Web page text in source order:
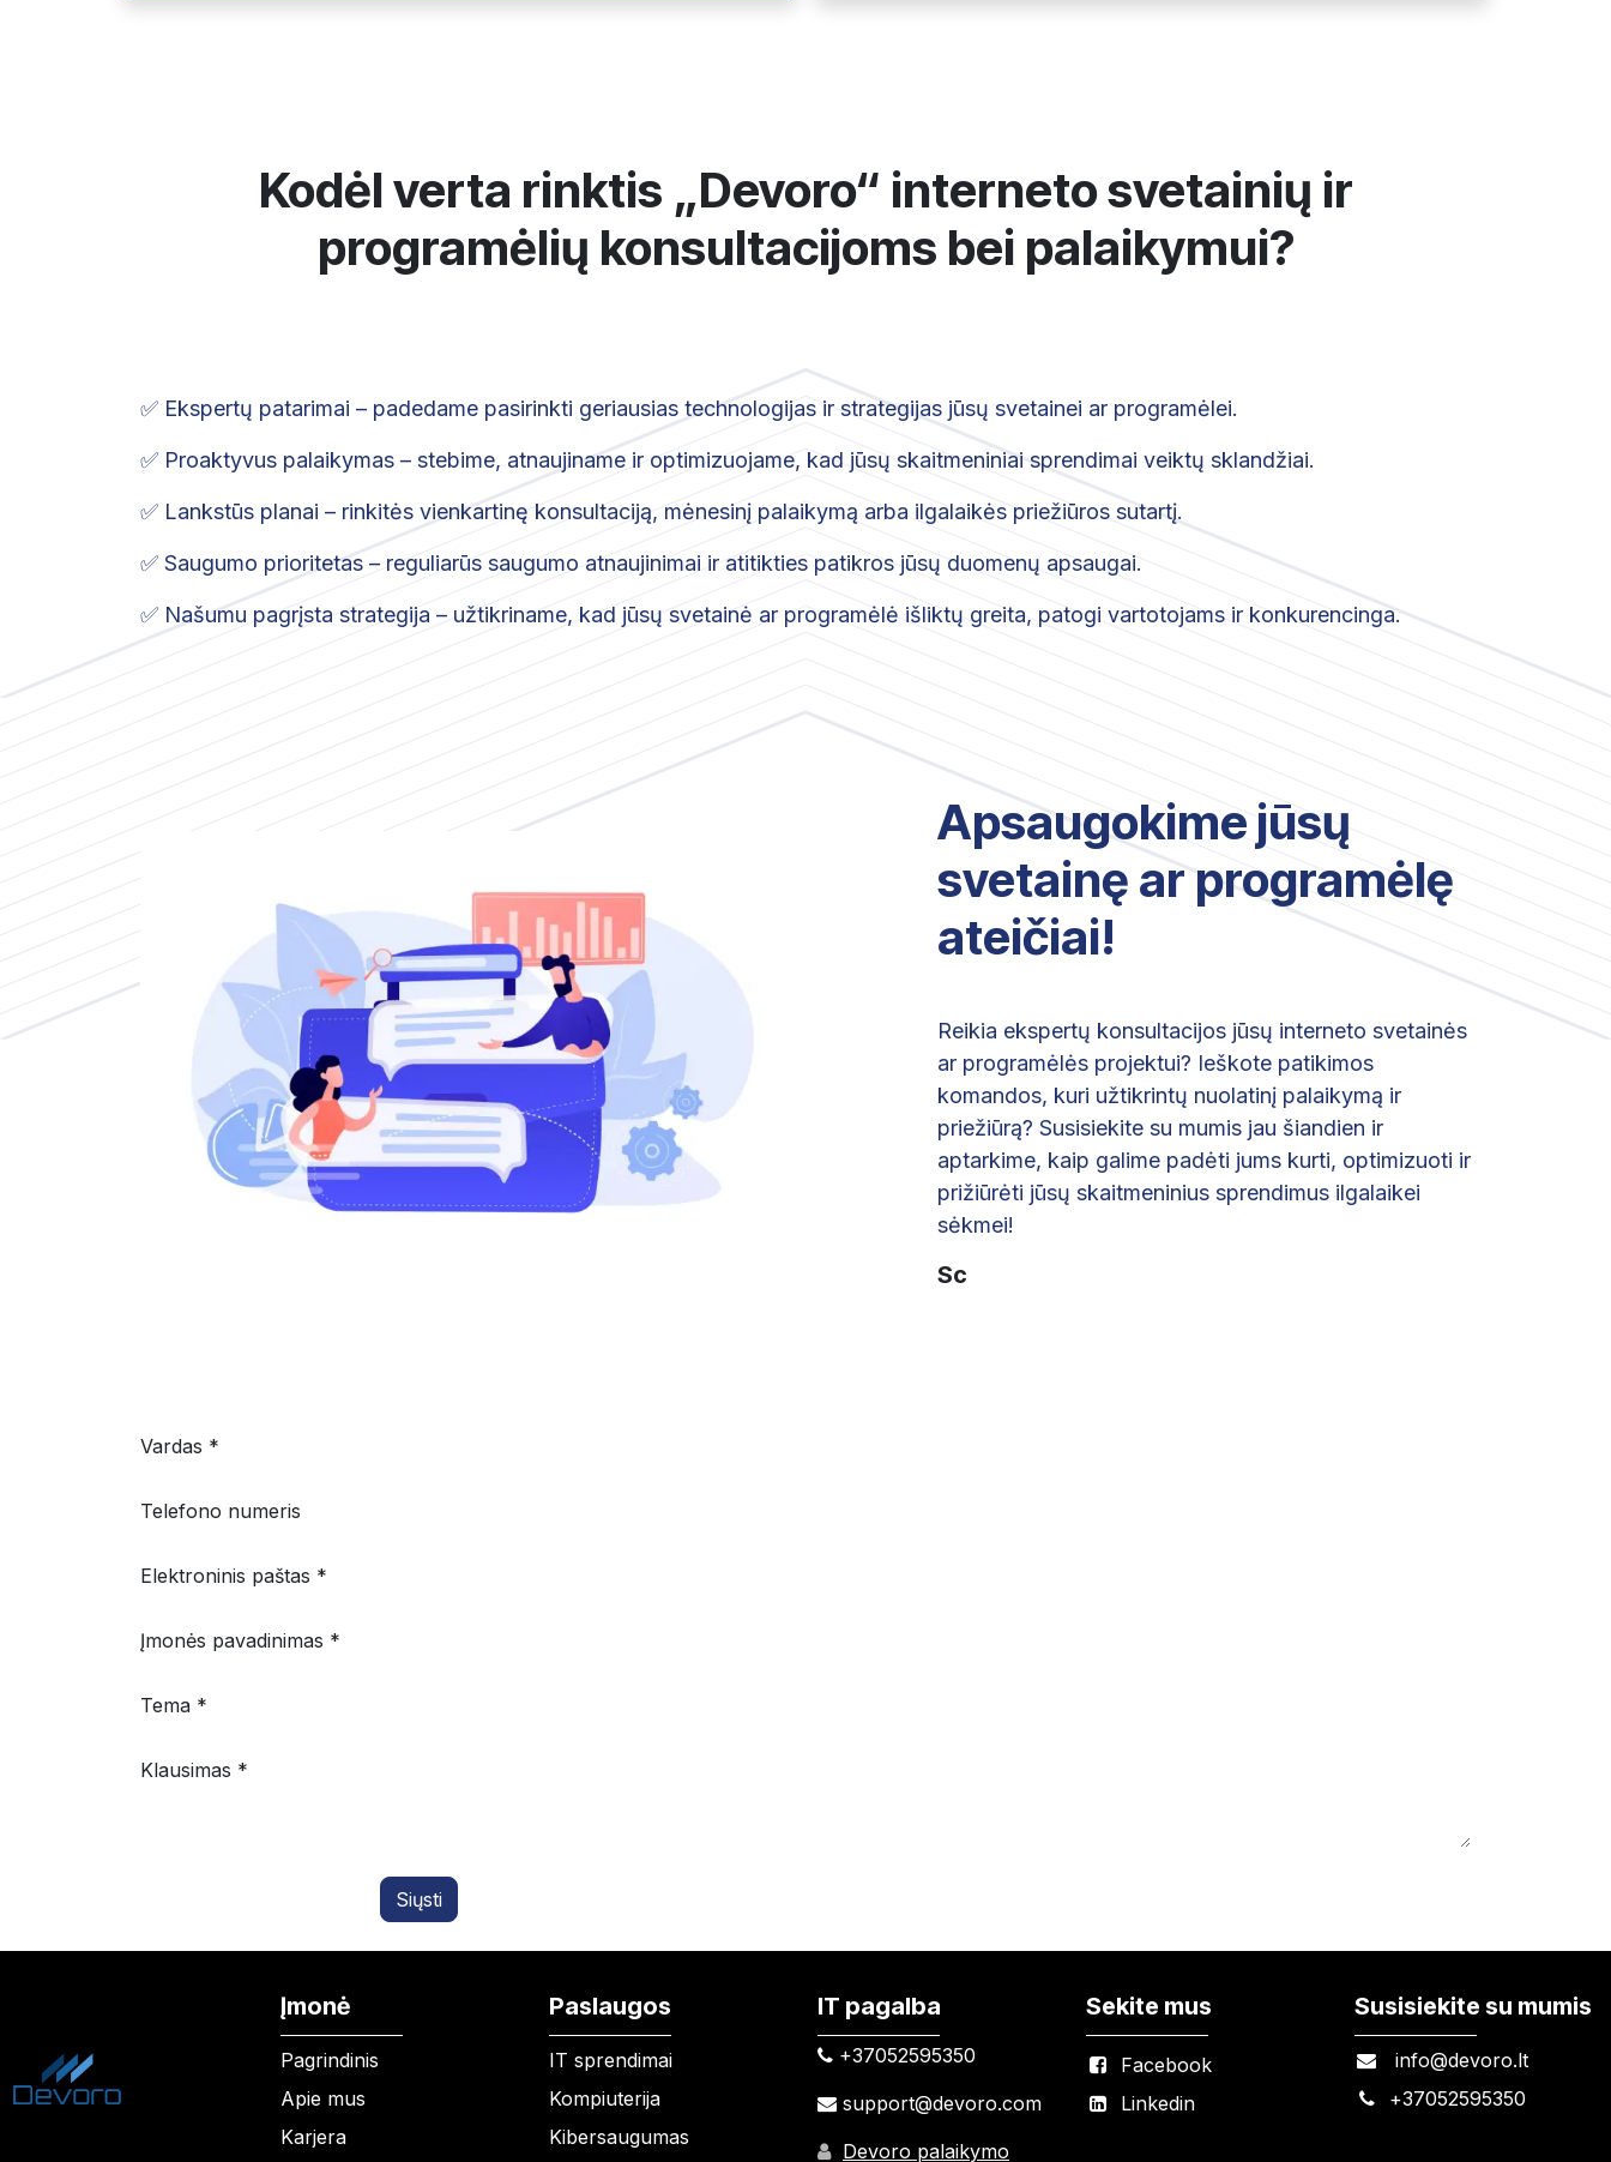
Kodėl verta rinktis „Devoro“ interneto svetainių ir
programėlių konsultacijoms bei palaikymui?
✅ Ekspertų patarimai – padedame pasirinkti geriausias technologijas ir strategijas jūsų svetainei ar programėlei.
✅ Proaktyvus palaikymas – stebime, atnaujiname ir optimizuojame, kad jūsų skaitmeniniai sprendimai veiktų sklandžiai.
✅ Lankstūs planai – rinkitės vienkartinę konsultaciją, mėnesinį palaikymą arba ilgalaikės priežiūros sutartį.
✅ Saugumo prioritetas – reguliarūs saugumo atnaujinimai ir atitikties patikros jūsų duomenų apsaugai.
✅ Našumu pagrįsta strategija – užtikriname, kad jūsų svetainė ar programėlė išliktų greita, patogi vartotojams ir konkurencinga.
Apsaugokime jūsų
svetainę ar programėlę
ateičiai!
Reikia ekspertų konsultacijos jūsų interneto svetainės
ar programėlės projektui? Ieškote patikimos
komandos, kuri užtikrintų nuolatinį palaikymą ir
priežiūrą? Susisiekite su mumis jau šiandien ir
aptarkime, kaip galime padėti jums kurti, optimizuoti ir
prižiūrėti jūsų skaitmeninius sprendimus ilgalaikei
sėkmei!
Sc
Vardas *
Telefono numeris
Elektroninis paštas *
Įmonės pavadinimas *
Tema *
Klausimas *
Siųsti
Įmonė
Pagrindinis
Apie mus
Karjera
Paslaugos
IT sprendimai
Kompiuterija
Kibersaugumas
IT pagalba
+37052595350​
support@devoro.com
Devoro palaikymo
Sekite mus
Facebook
Linkedin
Susisiekite su mumis
info@devoro.lt
+37052595350